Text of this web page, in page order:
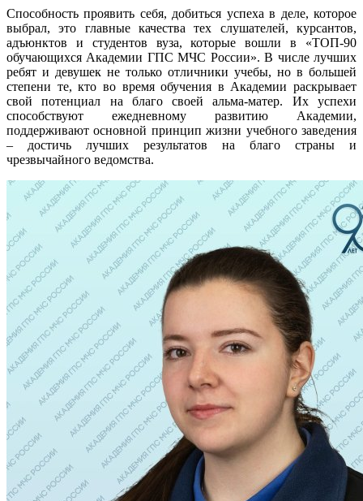
Способность проявить себя, добиться успеха в деле, которое
выбрал, это главные качества тех слушателей, курсантов,
адъюнктов и студентов вуза, которые вошли в «ТОП-90
обучающихся Академии ГПС МЧС России». В числе лучших
ребят и девушек не только отличники учебы, но в большей
степени те, кто во время обучения в Академии раскрывает
свой потенциал на благо своей альма-матер. Их успехи
способствуют ежедневному развитию Академии,
поддерживают основной принцип жизни учебного заведения
– достичь лучших результатов на благо страны и
чрезвычайного ведомства.